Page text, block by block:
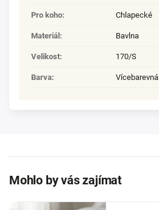
Pro koho: Chlapecké
Materiál : Bavlna
Velikost: 170/S
Barva: Vícebarevná
Mohlo by vás zajímat